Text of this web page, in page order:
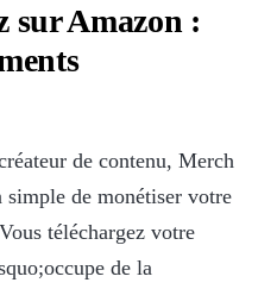
sur Amazon :
de contenu, Merch
de monétiser votre
téléchargez votre
de la